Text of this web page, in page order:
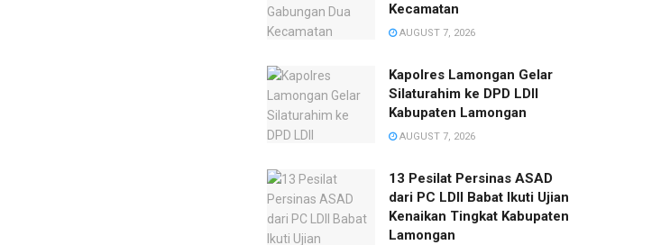
Kecamatan
AUGUST 7, 2026
Kapolres Lamongan Gelar
Silaturahim ke DPD LDII
Kabupaten Lamongan
AUGUST 7, 2026
13 Pesilat Persinas ASAD
dari PC LDII Babat Ikuti Ujian
Kenaikan Tingkat Kabupaten
Lamongan